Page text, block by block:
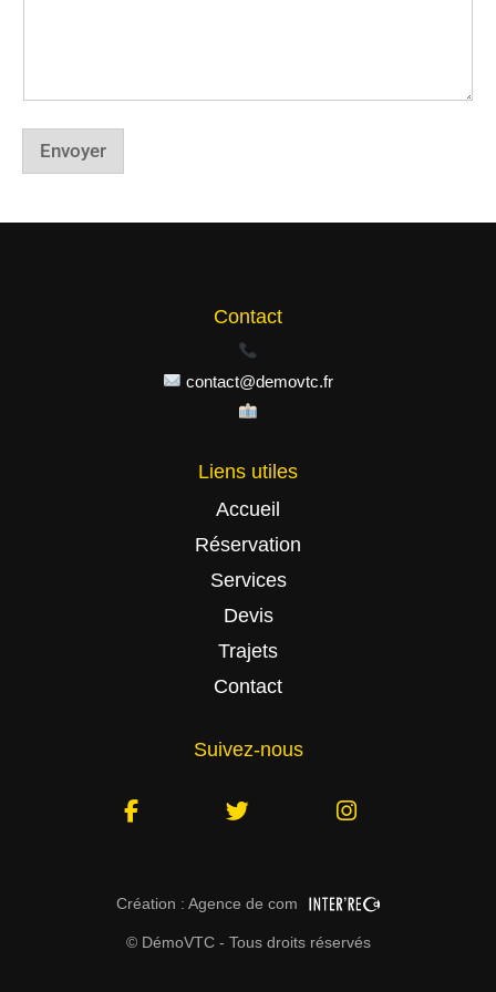
Envoyer
Contact
contact@demovtc.fr
Liens utiles
Accueil
Réservation
Services
Devis
Trajets
Contact
Suivez-nous
Création : Agence de com
© DémoVTC - Tous droits réservés